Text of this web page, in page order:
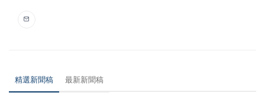
精選新聞稿 最新新聞稿